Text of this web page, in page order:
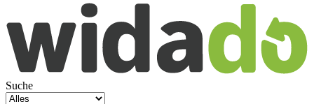
Suche